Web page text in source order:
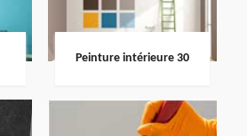
Peinture intérieure 30